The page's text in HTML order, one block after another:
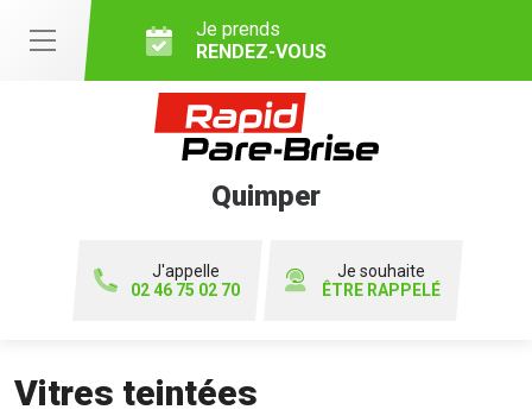
Je prends
RENDEZ-VOUS
Quimper
J'appelle
02 46 75 02 70
Je souhaite
ÊTRE RAPPELÉ
Vitres teintées